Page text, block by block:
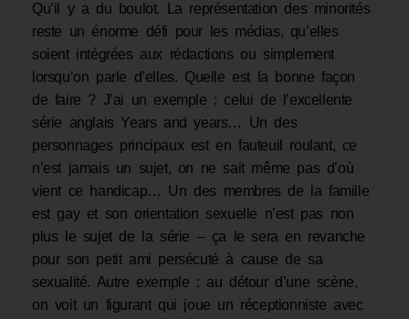
Qu’il y a du boulot. La représentation des minorités
reste un énorme défi pour les médias, qu’elles
soient intégrées aux rédactions ou simplement
lorsqu’on parle d’elles. Quelle est la bonne façon
de faire ? J’ai un exemple : celui de l’excellente
série anglais Years and years… Un des
personnages principaux est en fauteuil roulant, ce
n’est jamais un sujet, on ne sait même pas d’où
vient ce handicap… Un des membres de la famille
est gay et son orientation sexuelle n’est pas non
plus le sujet de la série – ça le sera en revanche
pour son petit ami persécuté à cause de sa
sexualité. Autre exemple : au détour d’une scène,
on voit un figurant qui joue un réceptionniste avec